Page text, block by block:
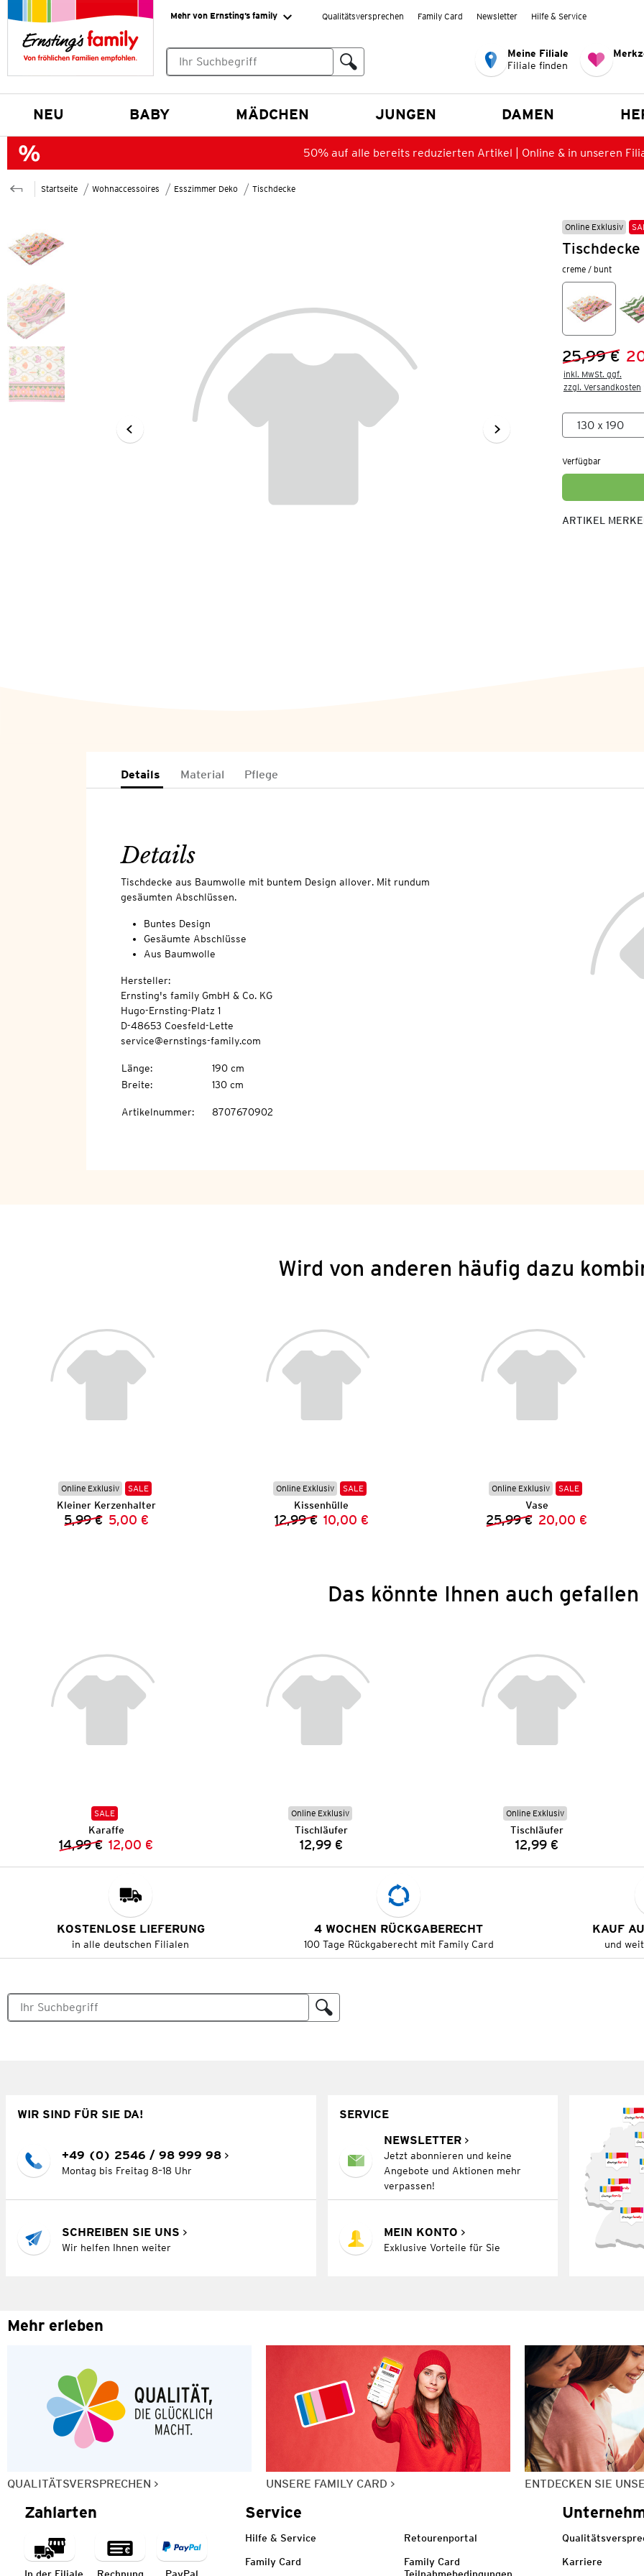
Mehr von Ernsting’s family Qualitätsversprechen Family Card Newsletter Hilfe & Service
Meine Filiale
Filiale finden
NEU BABY MÄDCHEN JUNGEN DAMEN
50% auf alle bereits reduzierten Artikel | Online & in unseren
Startseite Wohnaccessoires Esszimmer Deko Tischdecke
Online Exklusiv
creme / bunt
Vorheriger
25,99 €
Neuer
inkl. MwSt. ggf.
zzgl. Versandkosten
Verfügbar
ARTIKEL
Details Material Pflege
Details
Tischdecke aus Baumwolle mit buntem Design allover. Mit rundum
gesäumten Abschlüssen.
Buntes Design
Gesäumte Abschlüsse
Aus Baumwolle
Hersteller:
Ernsting's family GmbH & Co. KG
Hugo-Ernsting-Platz 1
D-48653 Coesfeld-Lette
service@ernstings-family.com
Länge:
190 cm
Breite: 130 cm
Artikelnummer: 8707670902
Wird von anderen häufig dazu
Online Exklusiv SALE
Kleiner Kerzenhalter
Vorheriger Preis:
5,99 € Neuer Preis:
5,00 €
Online Exklusiv SALE
Kissenhülle
Vorheriger Preis:
12,99 € Neuer Preis:
10,00 €
Online Exklusiv SALE
Vase
Vorheriger Preis:
25,99 € Neuer Preis:
20,00 €
Das könnte Ihnen auch gefallen
SALE
Karaffe
Vorheriger Preis:
14,99 € Neuer Preis:
12,00 €
Online Exklusiv
Tischläufer
Preis:
12,99 €
Online Exklusiv
Tischläufer
Preis:
12,99 €
KOSTENLOSE LIEFERUNG
in alle deutschen Filialen
4 WOCHEN RÜCKGABERECHT
100 Tage Rückgaberecht mit Family Card
KAUF
und
WIR SIND FÜR SIE DA!
+49 (0) 2546 / 98 999 98
Montag bis Freitag 8–18 Uhr
SCHREIBEN SIE UNS
Wir helfen Ihnen weiter
SERVICE
NEWSLETTER
Jetzt abonnieren und keine
Angebote und Aktionen mehr
verpassen!
MEIN KONTO
Exklusive Vorteile für Sie
Mehr erleben
QUALITÄTSVERSPRECHEN UNSERE FAMILY CARD ENTDECKEN SIE
Zahlarten Service
Hilfe & Service Retourenportal
Family Card
Family Card
Karriere